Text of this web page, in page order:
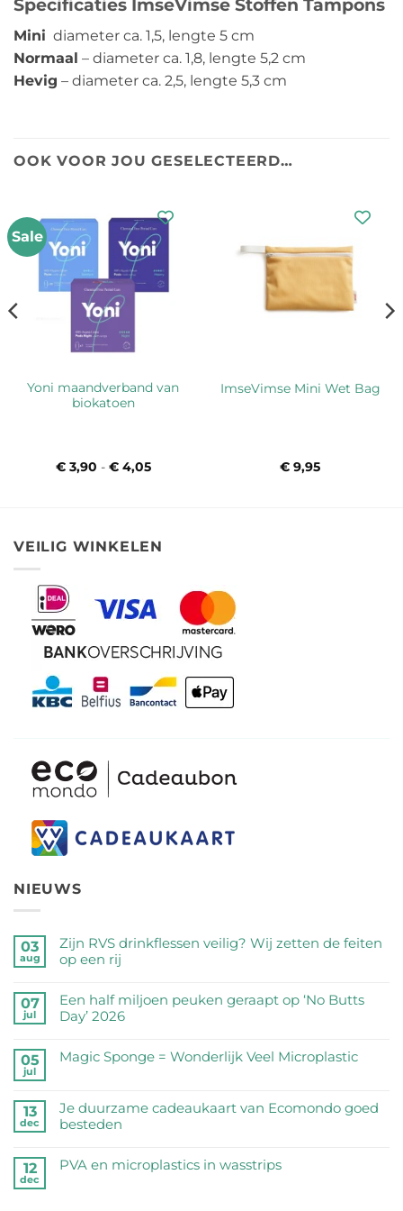
Specificaties ImseVimse Stoffen Tampons
Mini diameter ca. 1,5, lengte 5 cm
Normaal – diameter ca. 1,8, lengte 5,2 cm
Hevig – diameter ca. 2,5, lengte 5,3 cm
OOK VOOR JOU GESELECTEERD…
Sale
Yoni maandverband van
biokatoen
€3,90 - €4,05Prijsklasse:
ImseVimse Mini Wet Bag
€ 9,95
VEILIG WINKELEN
NIEUWS
03
aug
Zijn RVS drinkflessen veilig? Wij zetten de feiten
op een rij
reacties
op
drinkflessen
zetten
de
op
07
jul
Een half miljoen peuken geraapt op ‘No Butts
Day’ 2026
reacties
half
miljoen
op
05
jul
Magic Sponge = Wonderlijk Veel Microplastic
op
Magic
=
13
dec
Je duurzame cadeaukaart van Ecomondo goed
besteden
reacties
12
dec
PVA en microplastics in wasstrips